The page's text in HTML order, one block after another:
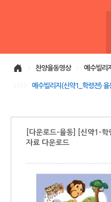
찬양율동영상 예수빌리
예수빌리지(신약1_학령전) 율
[다운로드-율동] [신약1-
자료 다운로드